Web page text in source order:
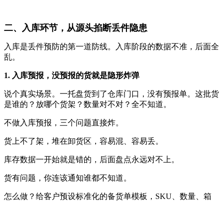
二、入库环节，从源头掐断丢件隐患
入库是丢件预防的第一道防线。入库阶段的数据不准，后面全
乱。
1. 入库预报，没预报的货就是隐形炸弹
说个真实场景。一托盘货到了仓库门口，没有预报单。这批货
是谁的？放哪个货架？数量对不对？全不知道。
不做入库预报，三个问题直接炸。
货上不了架，堆在卸货区，容易混、容易丢。
库存数据一开始就是错的，后面盘点永远对不上。
货有问题，你连该通知谁都不知道。
怎么做？给客户预设标准化的备货单模板，SKU、数量、箱